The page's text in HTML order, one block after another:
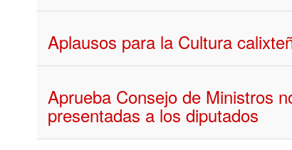
Aplausos para la Cultura
Aprueba Consejo de Ministros
presentadas a los diputados